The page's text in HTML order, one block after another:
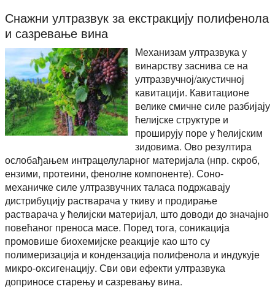
Снажни ултразвук за екстракцију полифенола
и сазревање вина
Механизам ултразвука у
винарству заснива се на
ултразвучној/акустичној
кавитацији. Кавитационе
велике смичне силе разбијају
ћелијске структуре и
проширују поре у ћелијским
зидовима. Ово резултира
ослобађањем интрацелуларног материјала (нпр. скроб,
ензими, протеини, фенолне компоненте). Соно-
механичке силе ултразвучних таласа подржавају
дистрибуцију растварача у ткиву и продирање
растварача у ћелијски материјал, што доводи до значајно
повећаног преноса масе. Поред тога, соникација
промовише биохемијске реакције као што су
полимеризација и кондензација полифенола и индукује
микро-оксигенацију. Сви ови ефекти ултразвука
доприносе старењу и сазревању вина.